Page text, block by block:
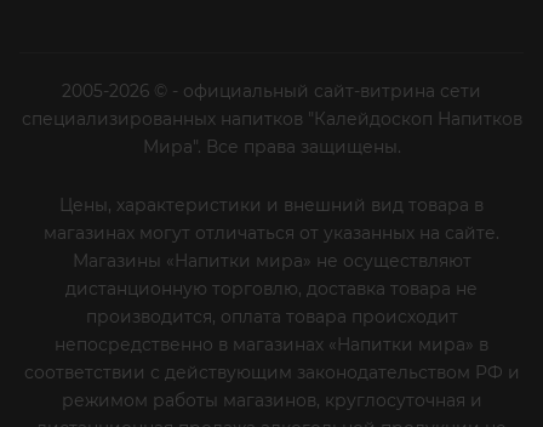
2005-2026 © - официальный сайт-витрина сети
специализированных напитков "Калейдоскоп Напитков
Мира". Все права защищены.
Цены, характеристики и внешний вид товара в
магазинах могут отличаться от указанных на сайте.
Магазины «Напитки мира» не осуществляют
дистанционную торговлю, доставка товара не
производится, оплата товара происходит
непосредственно в магазинах «Напитки мира» в
соответствии с действующим законодательством РФ и
режимом работы магазинов, круглосуточная и